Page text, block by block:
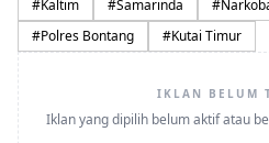
#Kaltim #Samarinda #
#Polres Bontang #Kutai Timur
IKLAN BELUM
Iklan yang dipilih belum aktif atau